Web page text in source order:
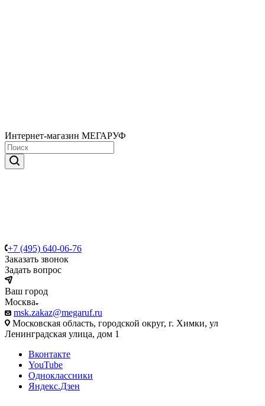
Интернет-магазин МЕГАРУФ
+7 (495) 640-06-76
Заказать звонок
Задать вопрос
Ваш город
Москва
msk.zakaz@megaruf.ru
Московская область, городской округ, г. Химки, ул
Ленинградская улица, дом 1
Вконтакте
YouTube
Одноклассники
Яндекс.Дзен